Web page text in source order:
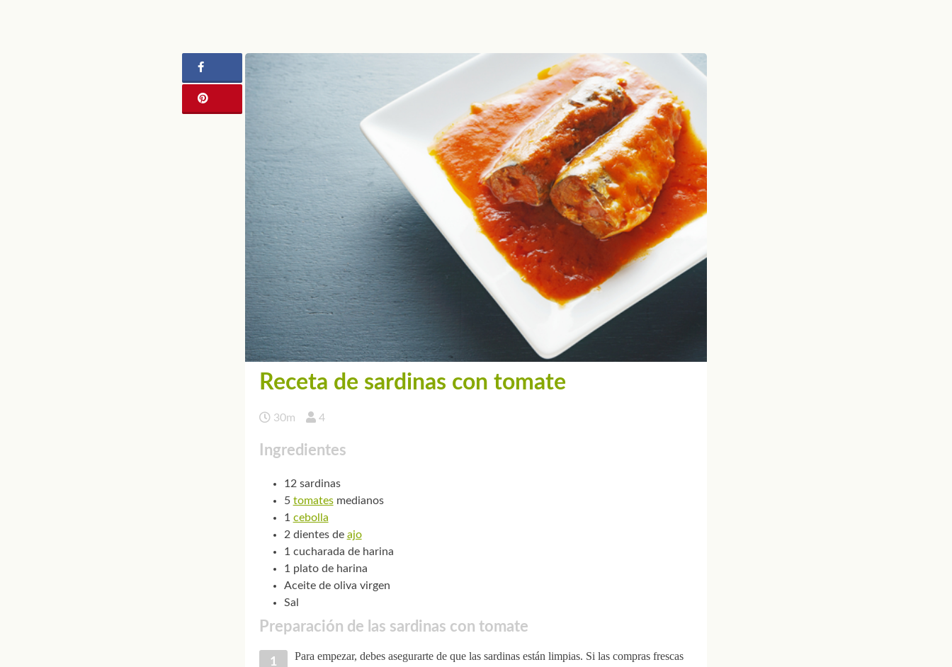
Receta de sardinas con tomate
30m 4
Ingredientes
12 sardinas
5 tomatesmedianos
1 cebolla
2 dientes de ajo
1 cucharada de harina
1 plato de harina
Aceite de oliva virgen
Sal
Preparación de las sardinas con tomate
Para empezar, debes asegurarte de que las sardinas están limpias. Si las compras frescas